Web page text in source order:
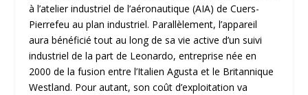
à l’atelier industriel de l’aéronautique (AIA) de Cuers-
Pierrefeu au plan industriel. Parallèlement, l’appareil
aura bénéficié tout au long de sa vie active d’un suivi
industriel de la part de Leonardo, entreprise née en
2000 de la fusion entre l’Italien Agusta et le Britannique
Westland. Pour autant, son coût d’exploitation va